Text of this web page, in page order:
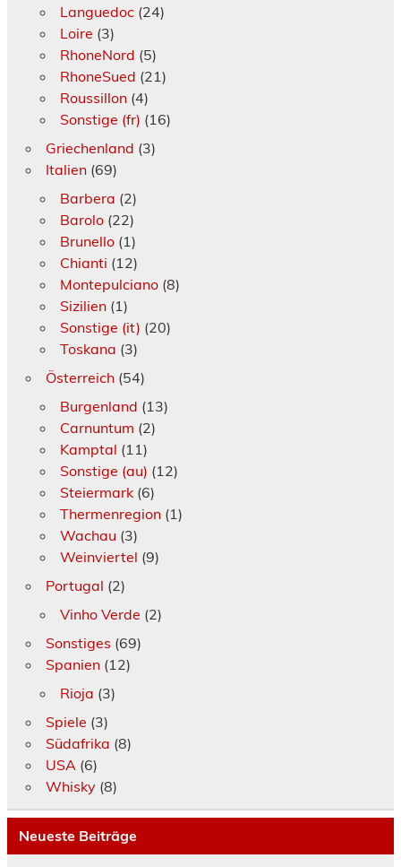
Languedoc(24)
Loire (3)
RhoneNord (5)
RhoneSued (21)
Roussillon(4)
Sonstige (fr) (16)
Griechenland (3)
Italien(69)
Barbera (2)
Barolo(22)
Brunello(1)
Chianti (12)
Montepulciano(8)
Sizilien(1)
Sonstige (it) (20)
Toskana (3)
Österreich(54)
Burgenland (13)
Carnuntum (2)
Kamptal (11)
Sonstige (au) (12)
Steiermark(6)
Thermenregion(1)
Wachau (3)
Weinviertel (9)
Portugal (2)
Vinho Verde (2)
Sonstiges (69)
Spanien(12)
Rioja (3)
Spiele (3)
Südafrika (8)
USA (6)
Whisky(8)
Neueste Beiträge